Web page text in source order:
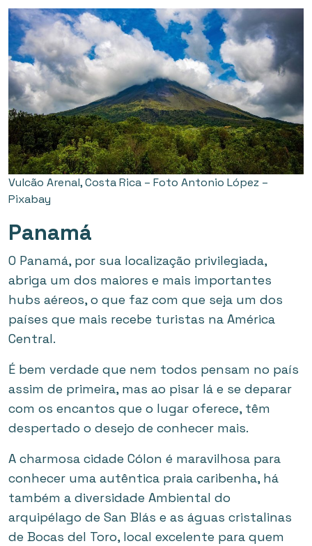
Vulcão Arenal, Costa Rica – Foto Antonio López –
Pixabay
Panamá
O Panamá, por sua localização privilegiada,
abriga um dos maiores e mais importantes
hubs aéreos, o que faz com que seja um dos
países que mais recebe turistas na América
Central.
É bem verdade que nem todos pensam no país
assim de primeira, mas ao pisar lá e se deparar
com os encantos que o lugar oferece, têm
despertado o desejo de conhecer mais.
A charmosa cidade Cólon é maravilhosa para
conhecer uma autêntica praia caribenha, há
também a diversidade Ambiental do
arquipélago de San Blás e as águas cristalinas
de Bocas del Toro, local excelente para quem